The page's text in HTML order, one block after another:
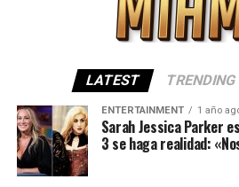
LATEST TRENDING
ENTERTAINMENT 1 año
Sarah Jessica Parker
3 se haga realidad: